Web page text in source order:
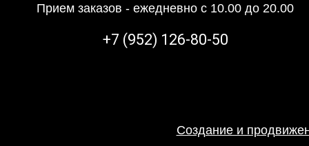
Прием заказов - ежедневно с 10.00 до 20.00
+7 (952) 126-80-50
Создание и